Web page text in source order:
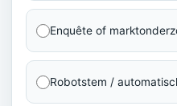
Enquête of
Robotstem /